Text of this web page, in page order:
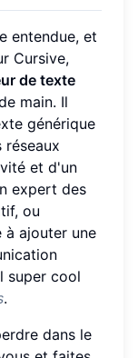
entendue, et
Cursive,
de texte
main. Il
générique
et d'un
expert des
ou
à ajouter une
super cool
.
dans le